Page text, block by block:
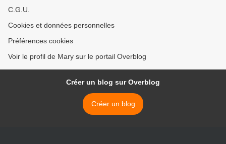
C.G.U.
Cookies et données personnelles
Préférences cookies
Voir le profil de Mary sur le portail Overblog
Créer un blog sur Overblog
Créer un blog